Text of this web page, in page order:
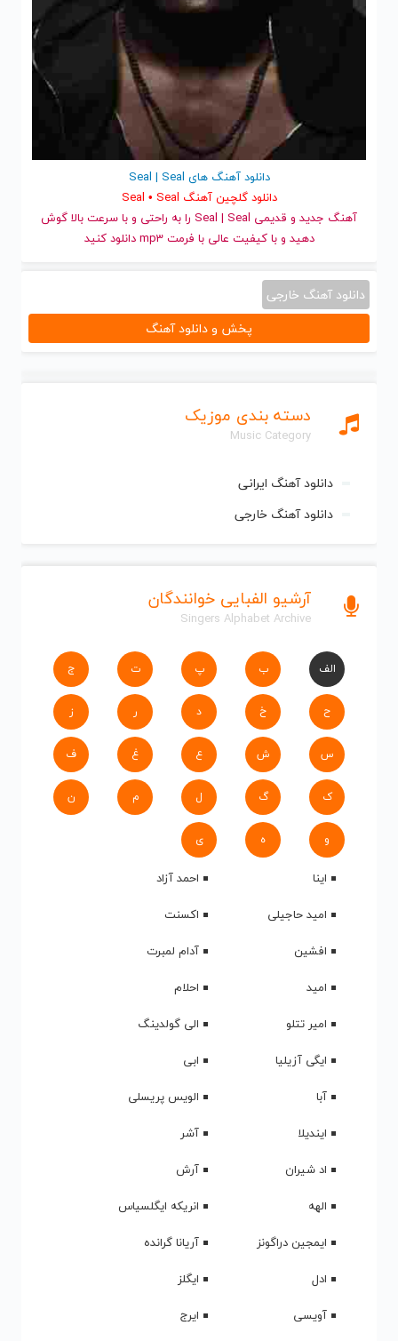
دسته بندی موزیک
Music Category
دانلود آهنگ ایرانی
دانلود آهنگ خارجی
آرشیو الفبایی خوانندگان
Singers Alphabet Archive
الف ب پ ت ج
ح خ د ر ز
س ش ع غ ف
ک گ ل م ن
و ه ی
اینا
احمد آزاد
امید حاجیلی
اکسنت
افشین
آدام لمبرت
امید
احلام
امیر تتلو
الی گولدینگ
ایگی آزیلیا
ابی
آبا
الویس پریسلی
ایندیلا
آشر
اد شیران
آرش
الهه
انریکه ایگلسیاس
ایمجین دراگونز
آریانا گرانده
ادل
ایگلز
آویسی
ایرج
دانلود آهنگ های Seal | Seal
دانلود گلچین آهنگ Seal • Seal
آهنگ جدید
و قدیمی Seal | Seal را به راحتی و با سرعت بالا گوش
دهید و با کیفیت عالی با فرمت mp3 دانلود کنید
دانلود آهنگ خارجی
پخش و دانلود آهنگ